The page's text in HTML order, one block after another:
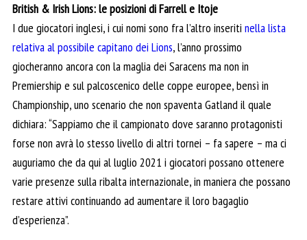
British & Irish Lions: le posizioni di Farrell e Itoje
I due giocatori inglesi, i cui nomi sono fra l’altro inseriti nella lista
relativa al possibile capitano dei Lions, l’anno prossimo
giocheranno ancora con la maglia dei Saracens ma non in
Premiership e sul palcoscenico delle coppe europee, bensì in
Championship, uno scenario che non spaventa Gatland il quale
dichiara: “Sappiamo che il campionato dove saranno protagonisti
forse non avrà lo stesso livello di altri tornei – fa sapere – ma ci
auguriamo che da qui al luglio 2021 i giocatori possano ottenere
varie presenze sulla ribalta internazionale, in maniera che possano
restare attivi continuando ad aumentare il loro bagaglio
d’esperienza”.